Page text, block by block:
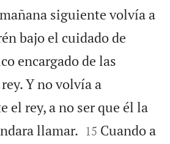
siguiente volvía a
bajo el cuidado de
encargado de las
Y no volvía a
el rey, a no ser que él la
llamar. 

15 Cuando a